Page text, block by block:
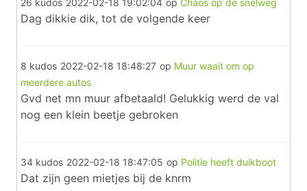
26 kudos 2022-02-18 19:02:04 op Chaos op de snelweg
Dag dikkie dik, tot de volgende keer
8 kudos 2022-02-18 18:48:27 op Muur waait om op
meerdere autos
Gvd net mn muur afbetaald! Gelukkig werd de val
nog een klein beetje gebroken
34 kudos 2022-02-18 18:47:05 op Politie heeft duikboot
Dat zijn geen mietjes bij de knrm